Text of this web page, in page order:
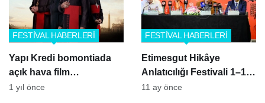
Yapı Kredi bomontiada
açık hava film
gösteriminde bu hafta:
FESTİVAL HABERLERİ
1 yıl önce
Etimesgut Hikâye
Anlatıcılığı Festivali 1–14
Ekim’de Sanatseverlerle
FESTİVAL HABERLERİ
11 ay önce